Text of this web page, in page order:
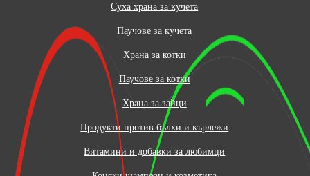
Суха храна за кучета
Паучове за кучета
Храна за котки
Паучове за котки
Храна за зайци
Продукти против бълхи и кърлежи
Витамини и добавки за любимци